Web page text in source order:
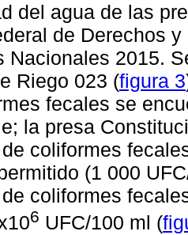
del agua de las
de Derechos
Nacionales 2015.
Riego 023 (figura 3
fecales se
la presa
coliformes
(1 000
coliformes
6 UFC/100 ml (